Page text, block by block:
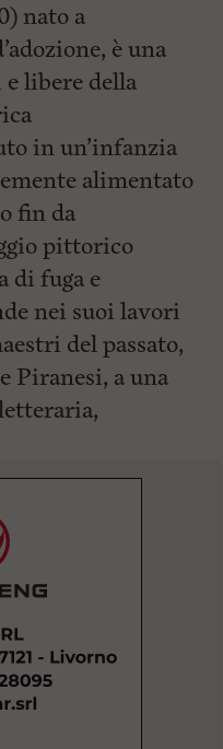
nato a
è una
libere della
in un’infanzia
alimentato
fin da
pittorico
di fuga e
nei suoi lavori
del passato,
Piranesi, a una